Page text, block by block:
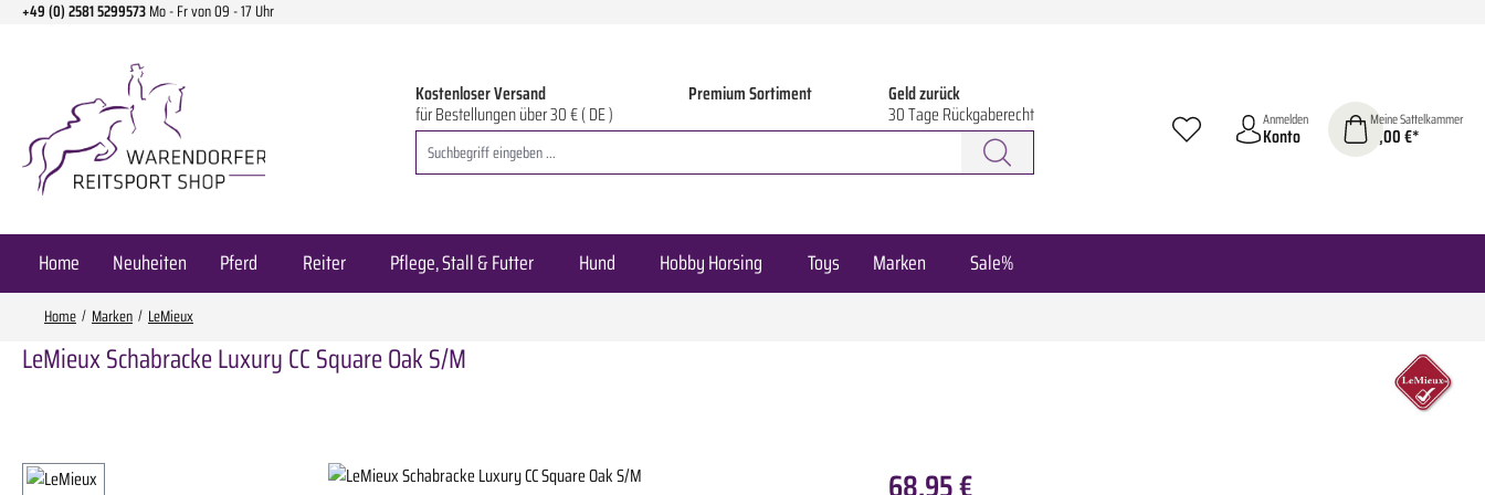
Hauptinhalt springen
Zur Suche springen
Zur Hauptnavigation springen
+49 (0) 2581 5299573Mo - Fr von 09 - 17 Uhr
Kostenloser Versand
für Bestellungen über 30 € ( DE )
Premium Sortiment Geld zurück
30 Tage Rückgaberecht Anmelden
Konto
Meine Sattelkammer
0,00 €*
Home Neuheiten Pferd Reiter Pflege, Stall & Futter Hund Hobby Horsing Toys Marken Sale%
Home Marken LeMieux
LeMieux Schabracke Luxury CC Square Oak S/M
Bildergalerie überspringen